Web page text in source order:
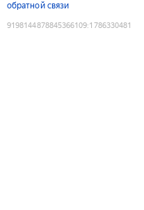
обратной связи
9198144878845366109:1786330481